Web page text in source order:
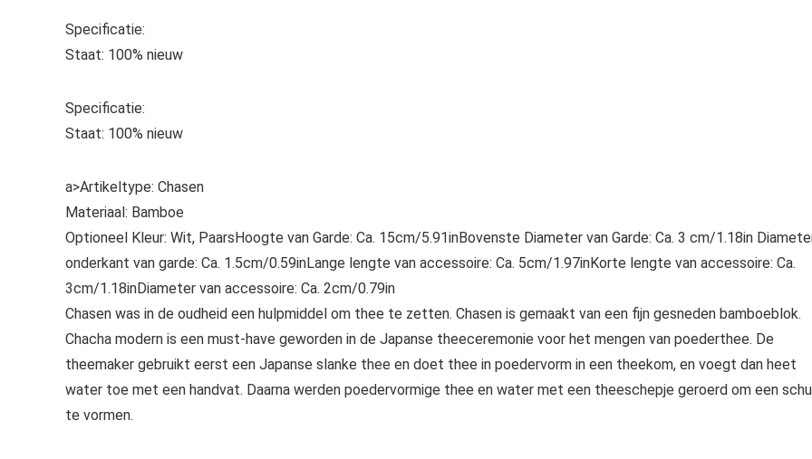
Specificatie:
Staat: 100% nieuw
Specificatie:
Staat: 100% nieuw
a>Artikeltype: Chasen
Materiaal: Bamboe
Optioneel Kleur: Wit, PaarsHoogte van Garde: Ca. 15cm/5.91inBovenste Diameter van Garde: Ca. 3 cm/1.18in
onderkant van garde: Ca. 1.5cm/0.59inLange lengte van accessoire: Ca. 5cm/1.97inKorte lengte van accessoire: Ca.
3cm/1.18inDiameter van accessoire: Ca. 2cm/0.79in
Chasen was in de oudheid een hulpmiddel om thee te zetten. Chasen is gemaakt van een fijn gesneden bamboeblok.
Chacha modern is een must-have geworden in de Japanse theeceremonie voor het mengen van poederthee. De
theemaker gebruikt eerst een Japanse slanke thee en doet thee in poedervorm in een theekom, en voegt dan heet
water toe met een handvat. Daarna werden poedervormige thee en water met een theeschepje geroerd om een
te vormen.